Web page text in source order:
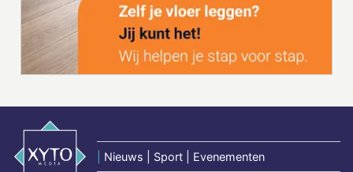
Nieuws | Sport | Evenementen